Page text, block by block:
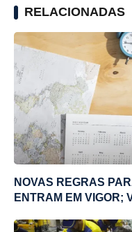
RELACIONADAS
NOVAS REGRAS
ENTRAM EM VIGOR;